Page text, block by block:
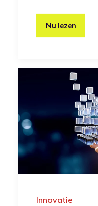
Nu lezen
Innovatie